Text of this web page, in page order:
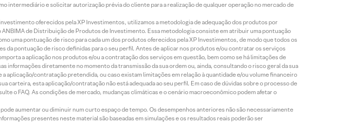
intermediário e solicitar autorização prévia do cliente para a realização de qualquer operação no mercado de
oferecidos pela XP Investimentos, utilizamos a metodologia de adequação dos produtos por
de Distribuição de Produtos de Investimento. Essa metodologia consiste em atribuir uma pontuação
uma pontuação de risco para cada um dos produtos oferecidos pela XP Investimentos, de modo que todos os
pontuação de risco definidas para o seu perfil. Antes de aplicar nos produtos e/ou contratar os serviços
a aplicação nos produtos e/ou a contratação dos serviços em questão, bem como se há limitações de
informações diretamente no momento da transmissão da sua ordem ou, ainda, consultando o risco geral da sua
aplicação/contratação pretendida, ou caso existam limitações em relação à quantidade e/ou volume financeiro
carteira, esta aplicação/contratação não está adequada ao seu perfil. Em caso de dúvidas sobre o processo de
o FAQ. As condições de mercado, mudanças climáticas e o cenário macroeconômico podem afetar o
aumentar ou diminuir num curto espaço de tempo. Os desempenhos anteriores não são necessariamente
presentes neste material são baseadas em simulações e os resultados reais poderão ser